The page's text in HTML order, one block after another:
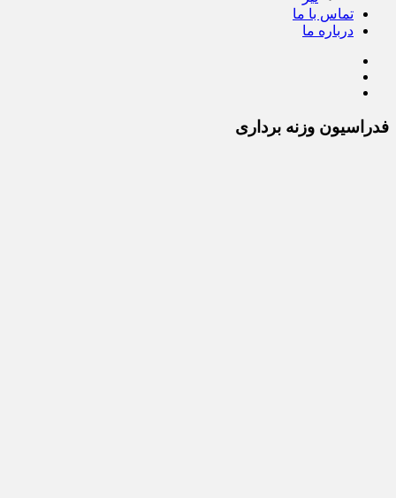
تماس با ما
درباره ما
فدراسیون وزنه برداری